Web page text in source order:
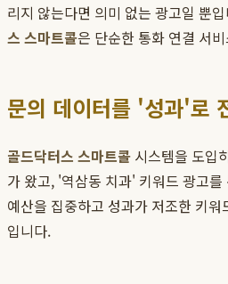
리지 않는다면 의미 없는 광고일 뿐
스 스마트콜은 단순한 통화 연결 서
문의 데이터를 '성과'로
골드닥터스 스마트콜 시스템을 도입
가 왔고, '역삼동 치과' 키워드 광고
예산을 집중하고 성과가 저조한 키
입니다.